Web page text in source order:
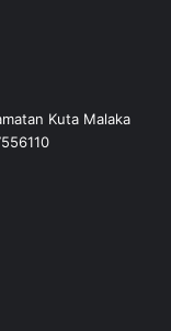
Kuta Malaka